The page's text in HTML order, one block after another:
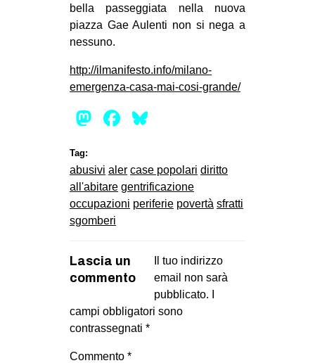
bella passeggiata nella nuova
piazza Gae Aulenti non si nega a
nessuno.
http://ilmanifesto.info/milano-
emergenza-casa-mai-cosi-grande/
Mastodon
Facebook
Tag:
abusivi aler case popolari diritto
all'abitare gentrificazione
occupazioni periferie povertà sfratti
sgomberi
Lascia un
commento
Il tuo indirizzo
email non sarà
pubblicato.
campi obbligatori sono
contrassegnati *
Commento *